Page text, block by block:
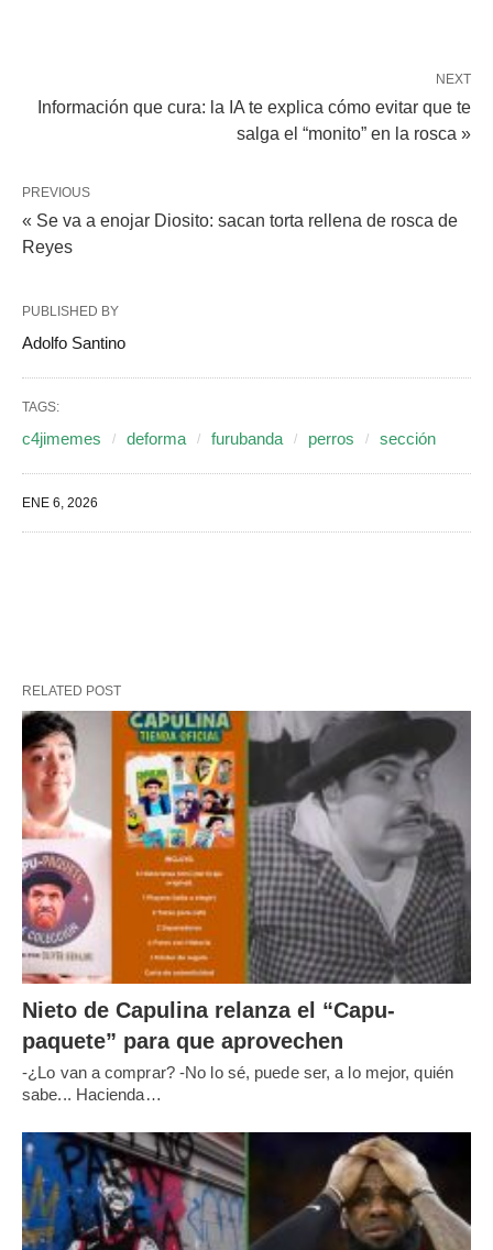
NEXT
Información que cura: la IA te explica cómo evitar que te
salga el “monito” en la rosca »
PREVIOUS
« Se va a enojar Diosito: sacan torta rellena de rosca de
Reyes
PUBLISHED BY
Adolfo Santino
TAGS:
c4jimemes deforma furubanda perros sección
ENE 6, 2026
RELATED POST
Nieto de Capulina relanza el “Capu-
paquete” para que aprovechen
-¿Lo van a comprar? -No lo sé, puede ser, a lo mejor, quién
sabe... Hacienda…